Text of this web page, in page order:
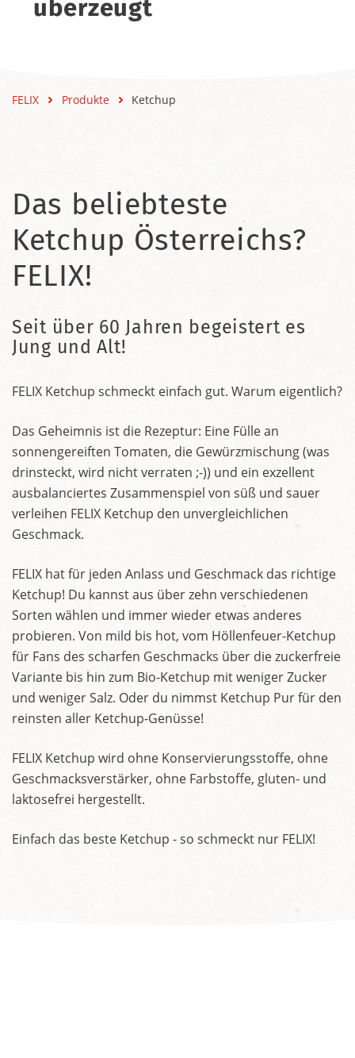
überzeugt
FELIX Produkte Ketchup
Das beliebteste
Ketchup Österreichs?
FELIX!
Seit über 60 Jahren begeistert es
Jung und Alt!
FELIX Ketchup schmeckt einfach gut. Warum eigentlich?
Das Geheimnis ist die Rezeptur: Eine Fülle an
sonnengereiften Tomaten, die Gewürzmischung (was
drinsteckt, wird nicht verraten ;-)) und ein exzellent
ausbalanciertes Zusammenspiel von süß und sauer
verleihen FELIX Ketchup den unvergleichlichen
Geschmack.
FELIX hat für jeden Anlass und Geschmack das richtige
Ketchup! Du kannst aus über zehn verschiedenen
Sorten wählen und immer wieder etwas anderes
probieren. Von mild bis hot, vom Höllenfeuer-Ketchup
für Fans des scharfen Geschmacks über die zuckerfreie
Variante bis hin zum Bio-Ketchup mit weniger Zucker
und weniger Salz. Oder du nimmst Ketchup Pur für den
reinsten aller Ketchup-Genüsse!
FELIX Ketchup wird ohne Konservierungsstoffe, ohne
Geschmacksverstärker, ohne Farbstoffe, gluten- und
laktosefrei hergestellt.
Einfach das beste Ketchup - so schmeckt nur FELIX!